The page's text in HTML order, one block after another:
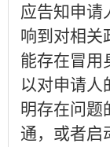
应告知申请
响到对相关
能存在冒用
以对申请人
明存在问题
通，或者启